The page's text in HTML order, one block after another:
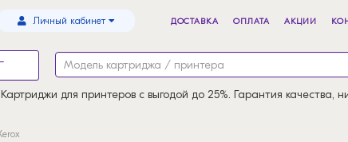
Личный кабинет ДОСТАВКА ОПЛАТА АКЦИИ
Картриджи для принтеров с выгодой до 25%. Гарантия качества,